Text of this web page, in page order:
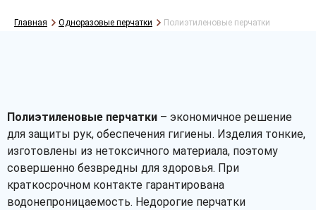
Главная Одноразовые перчатки Полиэтиленовые перчатки
Полиэтиленовые перчатки – экономичное решение
для защиты рук, обеспечения гигиены. Изделия тонкие,
изготовлены из нетоксичного материала, поэтому
совершенно безвредны для здоровья. При
краткосрочном контакте гарантирована
водонепроницаемость. Недорогие перчатки